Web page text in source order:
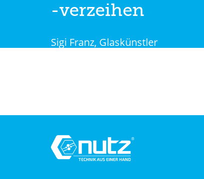
-verzeihen
Sigi Franz, Glaskünstler